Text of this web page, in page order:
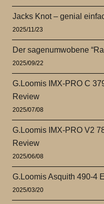
Jacks Knot – genial
2025/11/23
Der sagenumwobene
2025/09/22
G.Loomis IMX-PRO C
Review
2025/07/08
G.Loomis IMX-PRO V2
Review
2025/06/08
G.Loomis Asquith 490-4
2025/03/20